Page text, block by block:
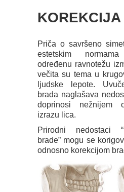
Priča o savršeno
estetskim
određenu ravnotežu
večita su tema u
ljudske lepote.
brada naglašava
doprinosi nežnijem
izrazu lica.
Prirodni nedostaci
brade” mogu se
odnosno korekcijom